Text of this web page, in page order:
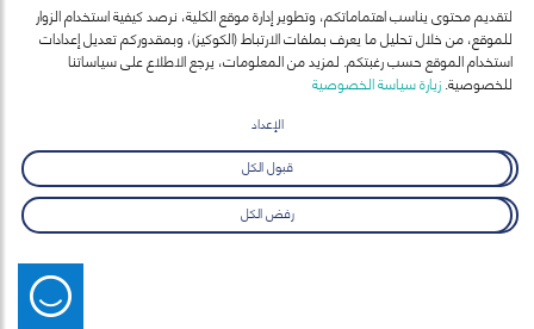
نيوزيلندا لدراسات سوق العمل (معهد أبحاث العمل في نيوزيلندا حالياً).
لتقديم محتوى يناسب اهتماماتكم، وتطوير إدارة موقع الكلية، نرصد كيفية استخدام الزوار
للموقع، من خلال تحليل ما يعرف بملفات الارتباط (الكوكيز)، وبمقدوركم تعديل إعدادات
استخدام الموقع حسب رغبتكم. لمزيد من المعلومات، يرجع الاطلاع على سياساتنا
للخصوصية.زيارة سياسة الخصوصية
الإعداد
قبول الكل
رفض الكل